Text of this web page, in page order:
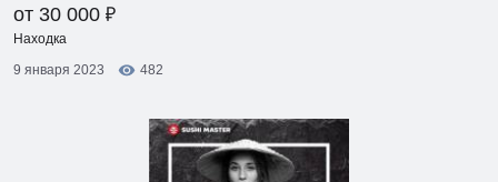
от 30 000 ₽
Находка
9 января 2023
482